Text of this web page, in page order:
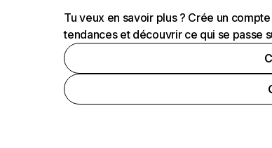
Tu veux en savoir plus ? Crée un
tendances et découvrir ce qui se passe